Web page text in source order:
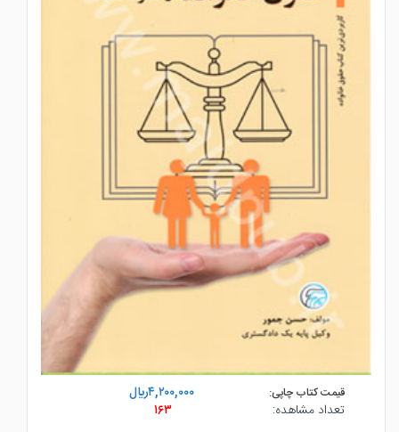
قیمت کتاب چاپی:
۴,۲۰۰,۰۰۰ريال
تعداد مشاهده:
۱۶۳